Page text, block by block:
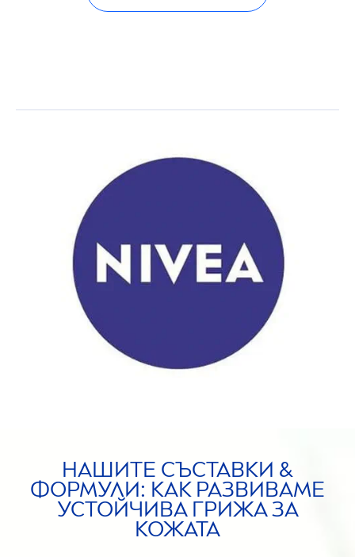
НАШИТЕ СЪСТАВКИ &
ФОРМУЛИ: КАК РАЗВИВАМЕ
УСТОЙЧИВА ГРИЖА ЗА
КОЖАТА